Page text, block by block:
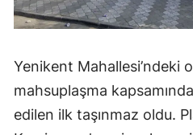
Yenikent Mahallesi’ndeki
mahsuplaşma
edilen ilk taşınmaz oldu.